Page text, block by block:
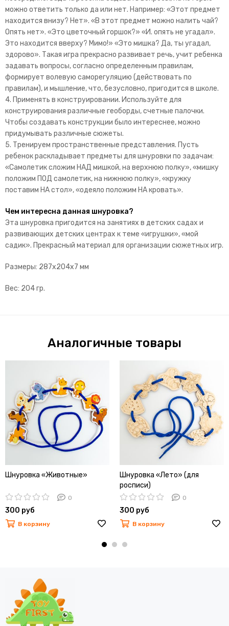
можно ответить только да или нет. Например: «Этот предмет
находится внизу? Нет». «В этот предмет можно налить чай?
Опять нет». «Это цветочный горшок?» «И. опять не угадал».
Это находится вверху? Мимо!» «Это мишка? Да, ты угадал,
здорово». Такая игра прекрасно развивает речь, учит ребенка
задавать вопросы, согласно определенным правилам,
формирует волевую саморегуляцию (действовать по
правилам), и мышление, что, безусловно, пригодится в школе.
4. Применять в конструировании. Используйте для
конструирования различные геоборды, счетные палочки.
Чтобы создавать конструкции было интереснее, можно
придумывать различные сюжеты.
5. Тренируем пространственные представления. Пусть
ребенок раскладывает предметы для шнуровки по задачам:
«Самолетик сложим НАД мишкой, на верхнюю полку», «мишку
положим ПОД самолетик, на нижнюю полку», «кружку
поставим НА стол», «одеяло положим НА кровать».
Чем интересна данная шнуровка?
Эта шнуровка пригодится на занятиях в детских садах и
развивающих детских центрах к теме «игрушки», «мой
садик». Прекрасный материал для организации сюжетных игр.
Размеры: 287x204x7 мм
Вес: 204 гр.
Аналогичные товары
Шнуровка «Животные»
0
300 руб
В корзину
Шнуровка «Лето» (для
росписи)
0
300 руб
В корзину